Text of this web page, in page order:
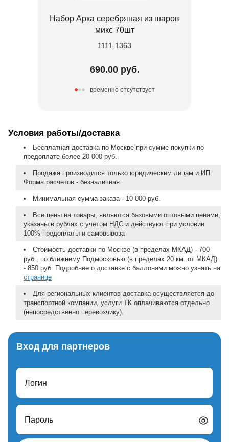
Набор Арка серебряная из шаров
микс 70шт
1111-1363
690.00 руб.
временно отсутствует
Условия работы/доставка
Бесплатная доставка по Москве при сумме покупки по
предоплате более 20 000 руб.
Продажа производится только юридическим лицам и ИП.
Форма расчетов - безналичная.
Минимальная сумма заказа - 10 000 руб.
Все цены на товары, являются базовыми оптовыми ценами,
указаны в рублях с учетом НДС и действуют при условии
100% предоплаты и самовывоза
Стоимость доставки по Москве (в пределах МКАД) - 700
руб., по ближнему Подмосковью (в пределах 20 км. от МКАД)
- 850 руб. Подробнее о доставке с баллонами можно узнать на
странице
Для региональных клиентов доставка осуществляется до
транспортной компании, услуги ТК оплачиваются отдельно
(непосредственно перевозчику).
Вход для партнеров
Логин
Пароль